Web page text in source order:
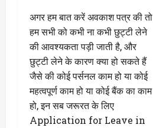
अगर हम बात करें अवकाश पत्र की तो
हम सभी को कभी ना कभी छुट्टी लेने
की आवश्यकता पड़ी जाती है, और
छुट्टी लेने के कारण क्या हो सकते हैं
जैसे की कोई पर्सनल काम हो या कोई
महत्वपूर्ण काम हो या कोई बैंक का काम
हो, इन सब जरूरत के लिए
Application for Leave in